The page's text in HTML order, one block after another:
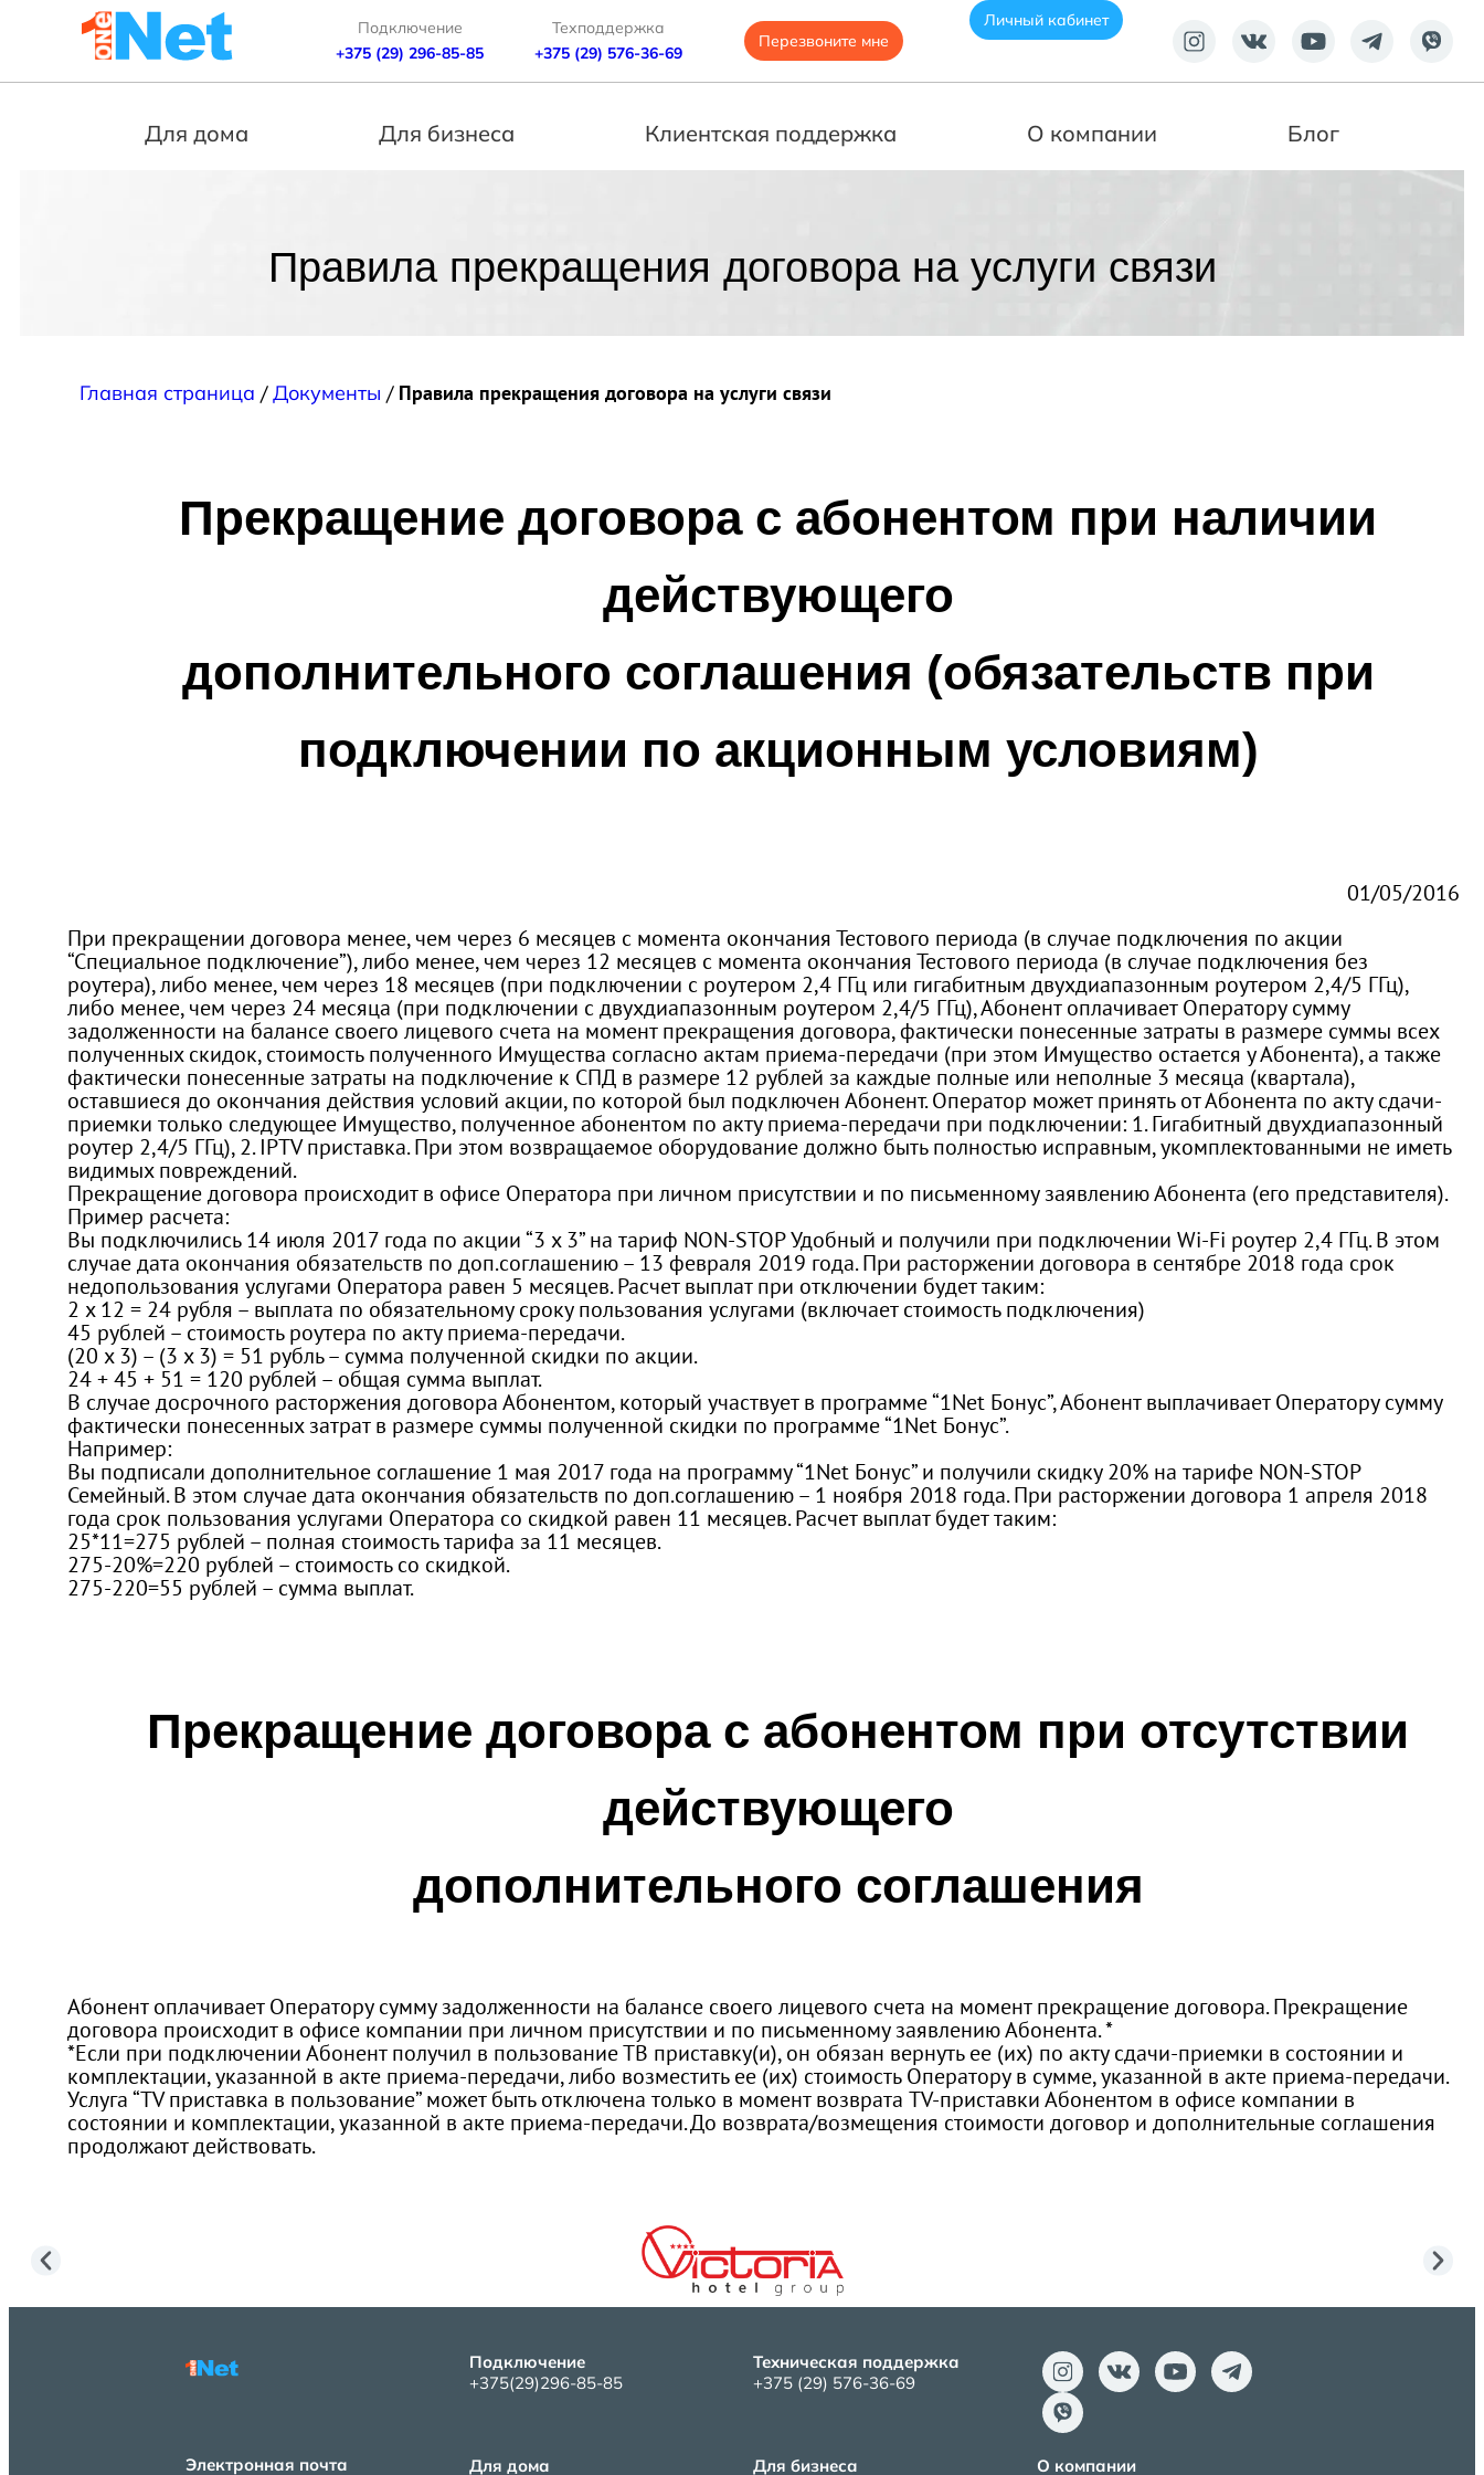
Подключение
+375 (29) 296-85-85
Техподдержка
+375 (29) 576-36-69
Перезвоните мне
Личный кабинет
Для дома Для бизнеса Клиентская поддержка О компании Блог
Правила прекращения договора на услуги связи
Главная страница /Документы / Правила прекращения договора на услуги связи
Прекращение договора с абонентом при наличии
действующего
дополнительного соглашения (обязательств при
подключении по акционным условиям)
01/05/2016
При прекращении договора менее, чем через 6 месяцев с момента окончания Тестового периода (в случае подключения по акции
“Специальное подключение”), либо менее, чем через 12 месяцев с момента окончания Тестового периода (в случае подключения без
роутера), либо менее, чем через 18 месяцев (при подключении с роутером 2,4 ГГц или гигабитным двухдиапазонным роутером 2,4/5 ГГц),
либо менее, чем через 24 месяца (при подключении с двухдиапазонным роутером 2,4/5 ГГц), Абонент оплачивает Оператору сумму
задолженности на балансе своего лицевого счета на момент прекращения договора, фактически понесенные затраты в размере суммы всех
полученных скидок, стоимость полученного Имущества согласно актам приема-передачи (при этом Имущество остается у Абонента), а также
фактически понесенные затраты на подключение к СПД в размере 12 рублей за каждые полные или неполные 3 месяца (квартала),
оставшиеся до окончания действия условий акции, по которой был подключен Абонент. Оператор может принять от Абонента по акту сдачи-
приемки только следующее Имущество, полученное абонентом по акту приема-передачи при подключении: 1. Гигабитный двухдиапазонный
роутер 2,4/5 ГГц), 2. IPTV приставка. При этом возвращаемое оборудование должно быть полностью исправным, укомплектованными не иметь
видимых повреждений.
Прекращение договора происходит в офисе Оператора при личном присутствии и по письменному заявлению Абонента (его представителя).
Пример расчета:
Вы подключились 14 июля 2017 года по акции “3 х 3” на тариф NON-STOP Удобный и получили при подключении Wi-Fi роутер 2,4 ГГц. В этом
случае дата окончания обязательств по доп.соглашению – 13 февраля 2019 года. При расторжении договора в сентябре 2018 года срок
недопользования услугами Оператора равен 5 месяцев. Расчет выплат при отключении будет таким:
2 х 12 = 24 рубля – выплата по обязательному сроку пользования услугами (включает стоимость подключения)
45 рублей – стоимость роутера по акту приема-передачи.
(20 х 3) – (3 х 3) = 51 рубль – сумма полученной скидки по акции.
24 + 45 + 51 = 120 рублей – общая сумма выплат.
В случае досрочного расторжения договора Абонентом, который участвует в программе “1Net Бонус”, Абонент выплачивает Оператору сумму
фактически понесенных затрат в размере суммы полученной скидки по программе “1Net Бонус”.
Например:
Вы подписали дополнительное соглашение 1 мая 2017 года на программу “1Net Бонус” и получили скидку 20% на тарифе NON-STOP
Семейный. В этом случае дата окончания обязательств по доп.соглашению – 1 ноября 2018 года. При расторжении договора 1 апреля 2018
года срок пользования услугами Оператора со скидкой равен 11 месяцев. Расчет выплат будет таким:
25*11=275 рублей – полная стоимость тарифа за 11 месяцев.
275-20%=220 рублей – стоимость со скидкой.
275-220=55 рублей – сумма выплат.
Прекращение договора с абонентом при отсутствии
действующего
дополнительного соглашения
Абонент оплачивает Оператору сумму задолженности на балансе своего лицевого счета на момент прекращение договора. Прекращение
договора происходит в офисе компании при личном присутствии и по письменному заявлению Абонента. *
*Если при подключении Абонент получил в пользование ТВ приставку(и), он обязан вернуть ее (их) по акту сдачи-приемки в состоянии и
комплектации, указанной в акте приема-передачи, либо возместить ее (их) стоимость Оператору в сумме, указанной в акте приема-передачи.
Услуга “TV приставка в пользование” может быть отключена только в момент возврата TV-приставки Абонентом в офисе компании в
состоянии и комплектации, указанной в акте приема-передачи. До возврата/возмещения стоимости договор и дополнительные соглашения
продолжают действовать.
Подключение
+375(29)296-85-85
Техническая поддержка
+375 (29) 576-36-69
Электронная почта
Для дома
Для бизнеса
О компании